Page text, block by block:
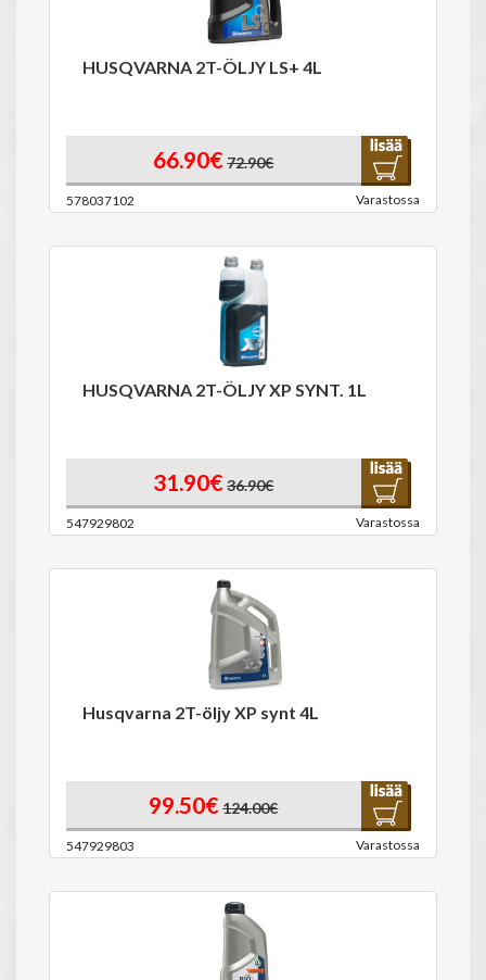
HUSQVARNA 2T-ÖLJY LS+ 4L
66.90€ 72.90€
578037102 Varastossa
HUSQVARNA 2T-ÖLJY XP SYNT. 1L
31.90€ 36.90€
547929802 Varastossa
Husqvarna 2T-öljy XP synt 4L
99.50€ 124.00€
547929803 Varastossa